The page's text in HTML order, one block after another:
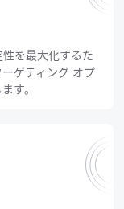
を最大化するた
ゲティング オプ
す。